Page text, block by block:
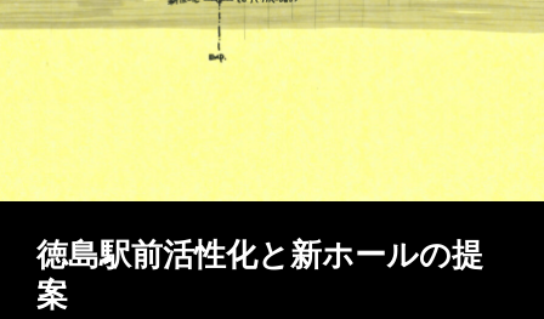
徳島駅前活性化と新ホールの提
案